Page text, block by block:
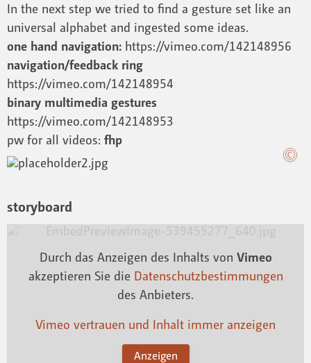
In the next step we tried to find a gesture set like an
universal alphabet and ingested some ideas.
one hand navigation: https://vimeo.com/142148956
navigation/feedback ring
https://vimeo.com/142148954
binary multimedia gestures
https://vimeo.com/142148953
pw for all videos: fhp
storyboard
Durch das Anzeigen des Inhalts von Vimeo
akzeptieren Sie die Datenschutzbestimmungen
des Anbieters.
Vimeo vertrauen und Inhalt immer anzeigen
Anzeigen